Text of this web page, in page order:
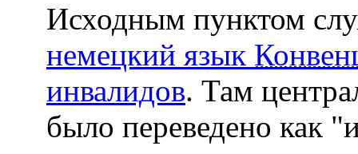
Исходным пунктом
немецкий язык
инвалидов. Там
было переведено как